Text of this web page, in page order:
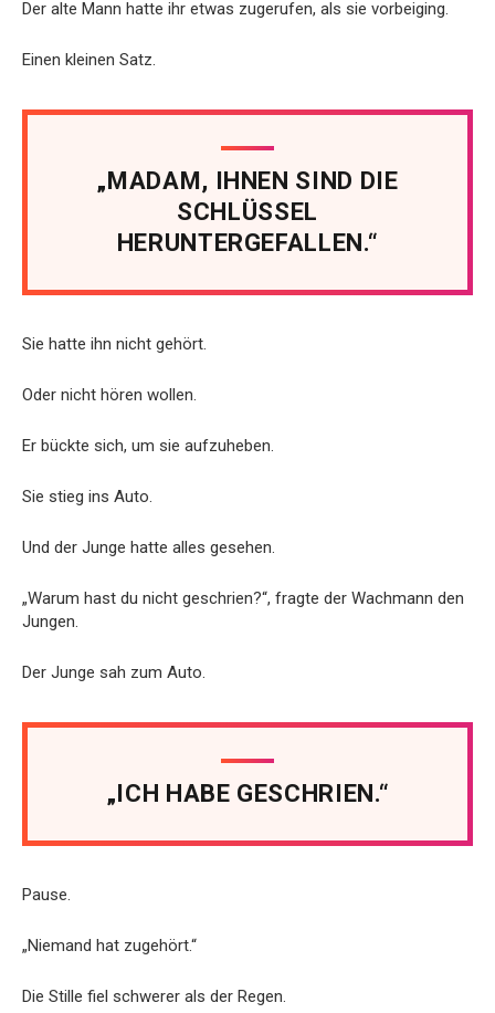
Der alte Mann hatte ihr etwas zugerufen, als sie vorbeiging.
Einen kleinen Satz.
„MADAM, IHNEN SIND DIE
SCHLÜSSEL
HERUNTERGEFALLEN.“
Sie hatte ihn nicht gehört.
Oder nicht hören wollen.
Er bückte sich, um sie aufzuheben.
Sie stieg ins Auto.
Und der Junge hatte alles gesehen.
„Warum hast du nicht geschrien?“, fragte der Wachmann den
Jungen.
Der Junge sah zum Auto.
„ICH HABE GESCHRIEN.“
Pause.
„Niemand hat zugehört.“
Die Stille fiel schwerer als der Regen.